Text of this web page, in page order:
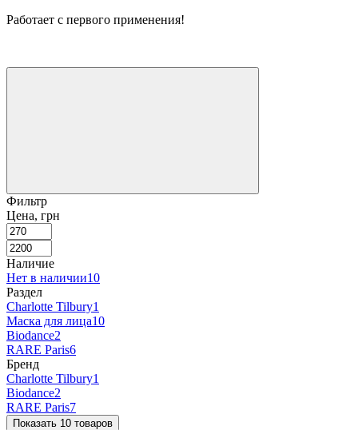
Работает с первого применения!
Фильтр
Цена, грн
Наличие
Нет в наличии10
Раздел
Charlotte Tilbury1
Маска для лица10
Biodance2
RARE Paris6
Бренд
Charlotte Tilbury1
Biodance2
RARE Paris7
Показать 10 товаров